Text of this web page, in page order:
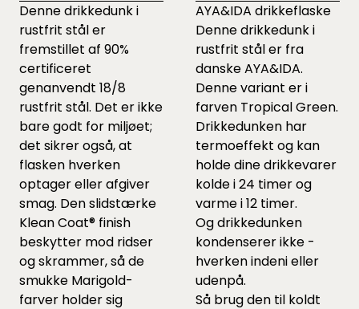
Denne drikkedunk i
rustfrit stål er
fremstillet af 90%
certificeret
genanvendt 18/8
rustfrit stål. Det er ikke
bare godt for miljøet;
det sikrer også, at
flasken hverken
optager eller afgiver
smag. Den slidstærke
Klean Coat® finish
beskytter mod ridser
og skrammer, så de
smukke Marigold-
farver holder sig
AYA&IDA drikkeflaske
Denne drikkedunk i
rustfrit stål er fra
danske AYA&IDA.
Denne variant er i
farven Tropical Green.
Drikkedunken har
termoeffekt og kan
holde dine drikkevarer
kolde i 24 timer og
varme i 12 timer.
Og drikkedunken
kondenserer ikke -
hverken indeni eller
udenpå.
Så brug den til koldt